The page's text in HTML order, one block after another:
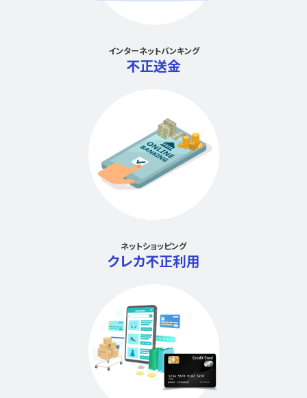
インターネットバンキング
不正送金
ネットショッピング
クレカ不正利用